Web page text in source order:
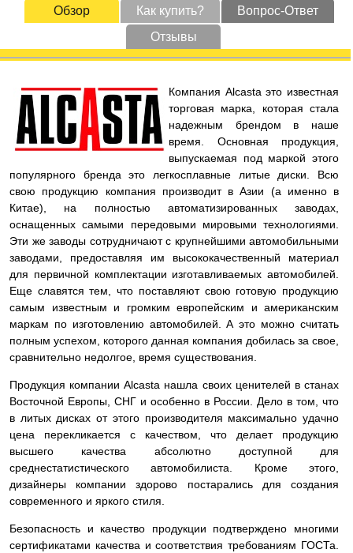
Обзор Как купить?
Вопрос-Ответ
Отзывы
Компания Alcasta это известная
торговая марка, которая стала
надежным брендом в наше
время. Основная продукция,
выпускаемая под маркой этого
популярного бренда это легкосплавные литые диски. Всю
свою продукцию компания производит в Азии (а именно в
Китае), на полностью автоматизированных заводах,
оснащенных самыми передовыми мировыми технологиями.
Эти же заводы сотрудничают с крупнейшими автомобильными
заводами, предоставляя им высококачественный материал
для первичной комплектации изготавливаемых автомобилей.
Еще славятся тем, что поставляют свою готовую продукцию
самым известным и громким европейским и американским
маркам по изготовлению автомобилей. А это можно считать
полным успехом, которого данная компания добилась за свое,
сравнительно недолгое, время существования.
Продукция компании Alcasta нашла своих ценителей в станах
Восточной Европы, СНГ и особенно в России. Дело в том, что
в литых дисках от этого производителя максимально удачно
цена перекликается с качеством, что делает продукцию
высшего качества абсолютно доступной для
среднестатистического автомобилиста. Кроме этого,
дизайнеры компании здорово постарались для создания
современного и яркого стиля.
Безопасность и качество продукции подтверждено многими
сертификатами качества и соответствия требованиям ГОСТа.